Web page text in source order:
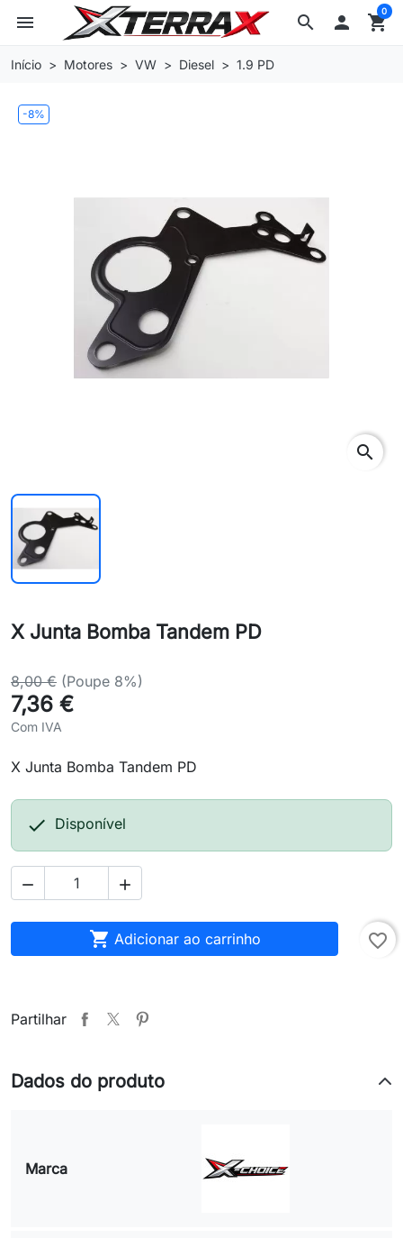
search
menu  shopping_cart
0
Início Motores VW Diesel 1.9 PD
-8%
search
X Junta Bomba Tandem PD
8,00 € (Poupe 8%)
7,36 €
Com IVA
X Junta Bomba Tandem PD
 Disponível
 
 Adicionar ao carrinho favorite_border
Partilhar
Dados do produto
Marca